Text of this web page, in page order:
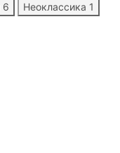
6 Неоклассика 1